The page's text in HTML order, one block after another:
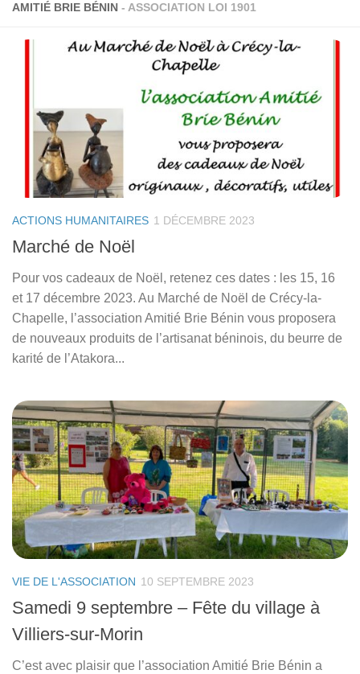
AMITIÉ BRIE BÉNIN - ASSOCIATION LOI 1901
ACTIONS HUMANITAIRES 1 DÉCEMBRE 2023
Marché de Noël
Pour vos cadeaux de Noël, retenez ces dates : les 15, 16
et 17 décembre 2023. Au Marché de Noël de Crécy-la-
Chapelle, l’association Amitié Brie Bénin vous proposera
de nouveaux produits de l’artisanat béninois, du beurre de
karité de l’Atakora...
VIE DE L'ASSOCIATION 10 SEPTEMBRE 2023
Samedi 9 septembre – Fête du village à
Villiers-sur-Morin
C’est avec plaisir que l’association Amitié Brie Bénin a